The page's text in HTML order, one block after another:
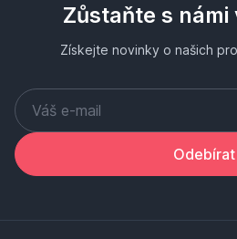
Zůstaňte s
Získejte novinky o našich
Odebírat